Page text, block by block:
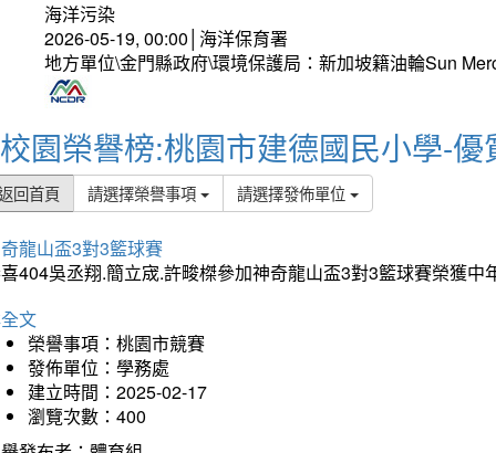
海洋污染
2026-05-19, 00:00│海洋保育署
地方單位\金門縣政府\環境保護局：新加坡籍油輪Sun
校園榮譽榜:桃園市建德國民小學-優
回首頁 請選擇榮譽事項 請選擇發佈單位
龍山盃3對3籃球賽
404吳丞翔.簡立宬.許畯榤參加神奇龍山盃3對3籃球賽榮獲中
文
榮譽事項：桃園市競賽
發佈單位：學務處
建立時間：2025-02-17
瀏覽次數：400